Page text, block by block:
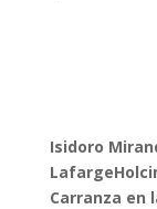
Isidoro
Carranza en